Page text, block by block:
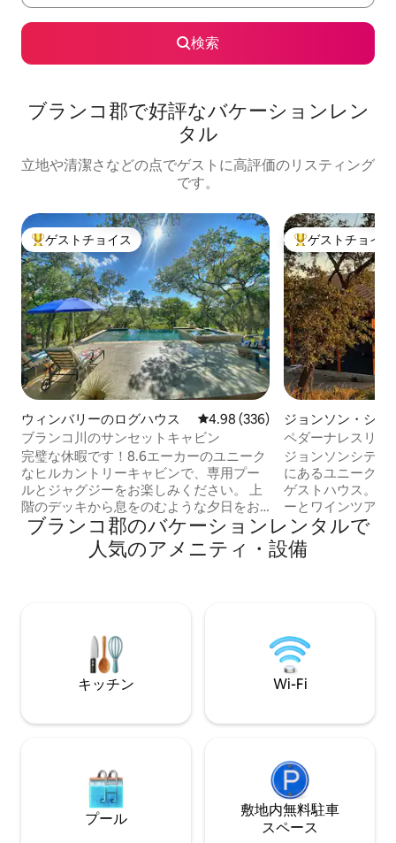
検索
ブランコ郡で好評なバケーションレン
タル
立地や清潔さなどの点でゲストに高評価のリスティング
です。
大好評のゲストチョイスです。
ゲストチョイス
ウィンバリーのログハウス レビュー336件、5つ星中4.98つ
4.98 (336)
ブランコ川のサンセットキャビン
完璧な休暇です！8.6エーカーのユニーク
なヒルカントリーキャビンで、専用プー
ルとジャグジーをお楽しみください。 上
階のデッキから息をのむような夕日をお
楽しみください。 ブランコ川（通常は乾
いた川）を見下ろす崖の上のプールに浮
かんだり、ジャグジーでリラックスした
ナーとショッピングを楽しみましょう。
ペット不可。WI-FI有り、デバイスから離
れるのに最適な場所です。 INST-A-
GRAM @ sunsetcabinwimberley
大好評のゲスト
ゲストチョイス
ジョンソン・シテ
ペダーナレスリバ
ー
ジョンソンシティ
にあるユニークで
ゲストハウス。テ
ーとワインツアー
に最適です。美し
ス。各宿泊施設は
キングサイズベッ
ゲストハウスを借
階段を下りると川
は禁止です。レベ
とJ1772）は無料
ブランコ郡のバケーションレンタルで
人気のアメニティ・設備
キッチン Wi-Fi
プール
敷地内無料駐⁠車
ス⁠ペ⁠ー⁠ス